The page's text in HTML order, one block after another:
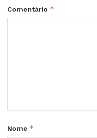
Comentário *
Nome *